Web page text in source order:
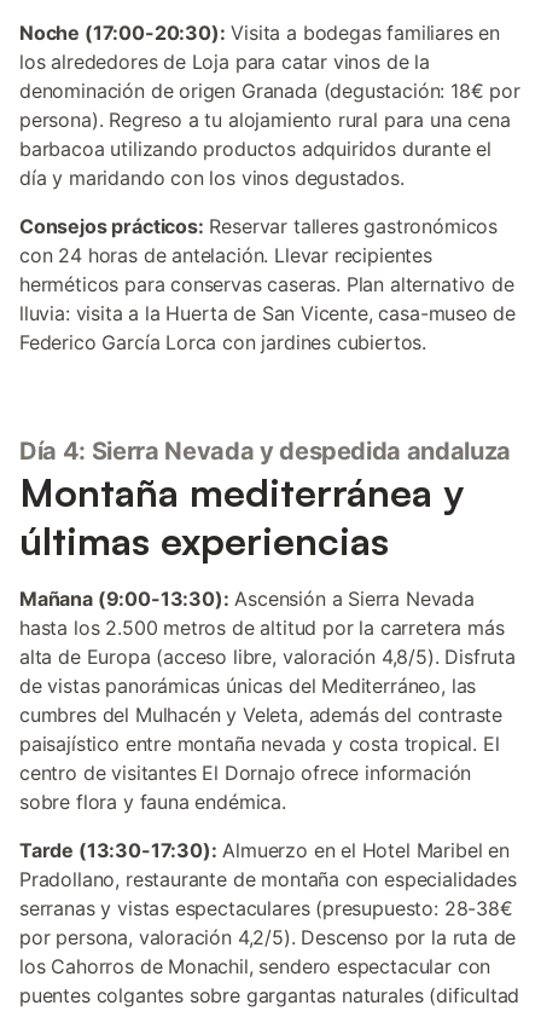
Noche (17:00-20:30): Visita a bodegas familiares en
los alrededores de Loja para catar vinos de la
denominación de origen Granada (degustación: 18€ por
persona). Regreso a tu alojamiento rural para una cena
barbacoa utilizando productos adquiridos durante el
día y maridando con los vinos degustados.
Consejos prácticos: Reservar talleres gastronómicos
con 24 horas de antelación. Llevar recipientes
herméticos para conservas caseras. Plan alternativo de
lluvia: visita a la Huerta de San Vicente, casa-museo de
Federico García Lorca con jardines cubiertos.
Día 4: Sierra Nevada y despedida andaluza
Montaña mediterránea y
últimas experiencias
Mañana (9:00-13:30): Ascensión a Sierra Nevada
hasta los 2.500 metros de altitud por la carretera más
alta de Europa (acceso libre, valoración 4,8/5). Disfruta
de vistas panorámicas únicas del Mediterráneo, las
cumbres del Mulhacén y Veleta, además del contraste
paisajístico entre montaña nevada y costa tropical. El
centro de visitantes El Dornajo ofrece información
sobre flora y fauna endémica.
Tarde (13:30-17:30): Almuerzo en el Hotel Maribel en
Pradollano, restaurante de montaña con especialidades
serranas y vistas espectaculares (presupuesto: 28-38€
por persona, valoración 4,2/5). Descenso por la ruta de
los Cahorros de Monachil, sendero espectacular con
puentes colgantes sobre gargantas naturales (dificultad